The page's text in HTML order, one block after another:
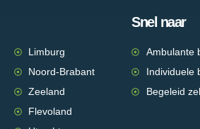
Limburg
Noord-Brabant
Zeeland
Flevoland
Snel naar
Ambulante
Individuele
Begeleid